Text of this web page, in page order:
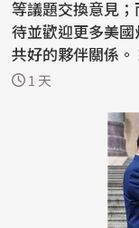
等議題交換意見
待並歡迎更多美
共好的夥伴關係。 來自美國阿拉巴馬州、喬治亞州、肯
塔基...
1 天